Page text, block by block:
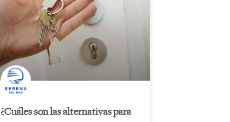
¿Cuáles son las alternativas para